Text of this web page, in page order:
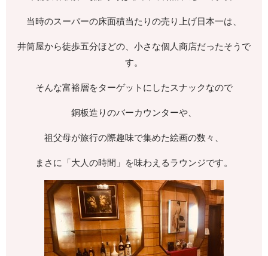
当時のスーパーの床面積当たりの売り上げ日本一は、
井筒屋から徒歩五分ほどの、小さな個人商店だったそうで
す。
そんな富裕層をターゲットにしたスナックなので
銅板造りのバーカウンターや、
祖父母が旅行の際趣味で集めた絵画の数々、
まさに「大人の時間」を味わえるラウンジです。